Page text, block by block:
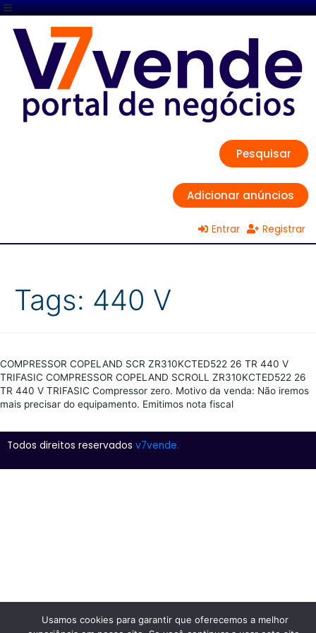
Pesquisar
Adicionar anúncios
Entrar Registrar
Tags: 440 V
COMPRESSOR COPELAND SCR ZR310KCTED522 26 TR 440 V
TRIFASIC COMPRESSOR COPELAND SCROLL ZR310KCTED522 26
TR 440 V TRIFASIC Compressor zero. Motivo da venda: Não iremos
mais precisar do equipamento. Emitimos nota fiscal
Todos direitos reservados v7vende.
Usamos cookies para garantir que oferecemos a melhor